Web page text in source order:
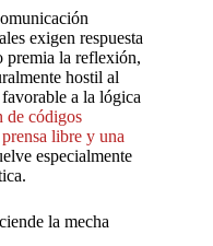
exigen respuesta
premia la reflexión,
hostil al
a la lógica
de códigos
prensa libre y una
especialmente
la mecha